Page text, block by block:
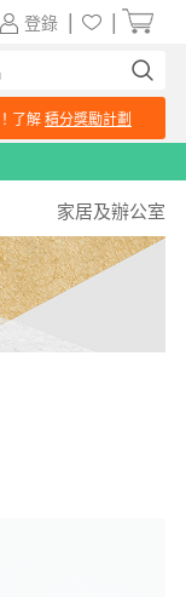
登錄
了解 積分獎勵計劃
家居及辦公室